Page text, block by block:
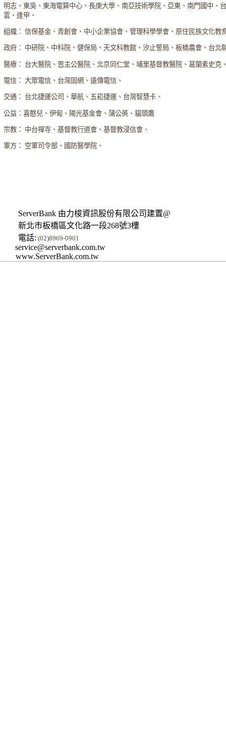
明志、東吳、東海電算中心、長庚大學、南亞技術學院、亞東、南門國中
雲、逢甲、
組織： 信保基金、青創會、中小企業協會、管理科學學會、原住民族文化教
政府： 中研院、中科院、健保局、天文科教館、汐止警局、板橋農會、台北
醫療： 台大醫院、恩主公醫院、北京同仁堂、埔里基督教醫院、葛蘭素史克
電信： 大眾電信、台灣固網、遠傳電信、
交通： 台北捷運公司、華航、五崧捷運、台灣智慧卡、
公益：喜憨兒、伊甸、陽光基金會、蒲公英、貓頭鷹
宗教： 中台禪寺、基督教行道會、基督教浸信會、
軍方： 空軍司令部、國防醫學院、
ServerBank 由力梭資訊股份有限公司建置@
新北市板橋區文化路一段268號3樓
電話: (02)8969-0901
service@serverbank.com.tw
www.ServerBank.com.tw